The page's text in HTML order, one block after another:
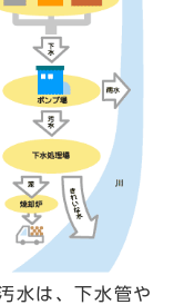
水は、下水管や